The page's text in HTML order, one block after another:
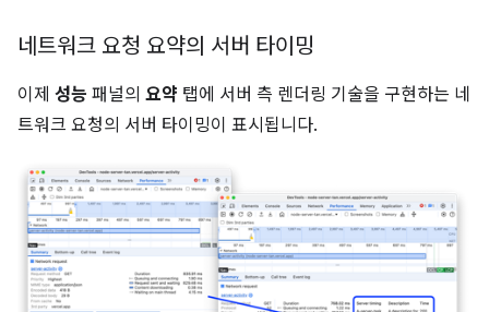
네트워크 요청 요약의 서버 타이밍
이제 성능 패널의 요약 탭에 서버 측 렌더링 기술을 구현하는 네
트워크 요청의 서버 타이밍이 표시됩니다.